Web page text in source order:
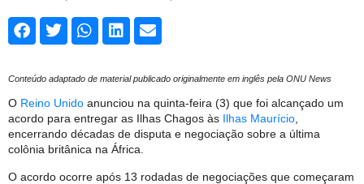
Conteúdo adaptado de material publicado originalmente em inglês pela ONU News
O Reino Unido anunciou na quinta-feira (3) que foi alcançado um
acordo para entregar as Ilhas Chagos às Ilhas Maurício,
encerrando décadas de disputa e negociação sobre a última
colônia britânica na África.
O acordo ocorre após 13 rodadas de negociações que começaram